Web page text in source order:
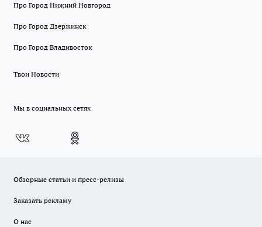
Про Город Нижний Новгород
Про Город Дзержинск
Про Город Владивосток
Твои Новости
Мы в социальных сетях
Обзорные статьи и пресс-релизы
Заказать рекламу
О нас